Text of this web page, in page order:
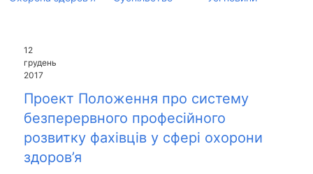
12
грудень
2017
Проект Положення про систему
безперервного професійного
розвитку фахівців у сфері охорони
здоров’я